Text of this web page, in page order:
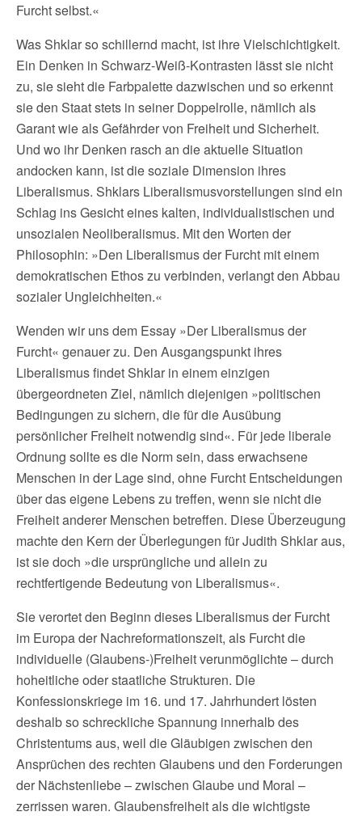
Furcht selbst.«
Was Shklar so schillernd macht, ist ihre Vielschichtigkeit.
Ein Denken in Schwarz-Weiß-Kontrasten lässt sie nicht
zu, sie sieht die Farbpalette dazwischen und so erkennt
sie den Staat stets in seiner Doppelrolle, nämlich als
Garant wie als Gefährder von Freiheit und Sicherheit.
Und wo ihr Denken rasch an die aktuelle Situation
andocken kann, ist die soziale Dimension ihres
Liberalismus. Shklars Liberalismusvorstellungen sind ein
Schlag ins Gesicht eines kalten, individualistischen und
unsozialen Neoliberalismus. Mit den Worten der
Philosophin: »Den Liberalismus der Furcht mit einem
demokratischen Ethos zu verbinden, verlangt den Abbau
sozialer Ungleichheiten.«
Wenden wir uns dem Essay »Der Liberalismus der
Furcht« genauer zu. Den Ausgangspunkt ihres
Liberalismus findet Shklar in einem einzigen
übergeordneten Ziel, nämlich diejenigen »politischen
Bedingungen zu sichern, die für die Ausübung
persönlicher Freiheit notwendig sind«. Für jede liberale
Ordnung sollte es die Norm sein, dass erwachsene
Menschen in der Lage sind, ohne Furcht Entscheidungen
über das eigene Lebens zu treffen, wenn sie nicht die
Freiheit anderer Menschen betreffen. Diese Überzeugung
machte den Kern der Überlegungen für Judith Shklar aus,
ist sie doch »die ursprüngliche und allein zu
rechtfertigende Bedeutung von Liberalismus«.
Sie verortet den Beginn dieses Liberalismus der Furcht
im Europa der Nachreformationszeit, als Furcht die
individuelle (Glaubens-)Freiheit verunmöglichte – durch
hoheitliche oder staatliche Strukturen. Die
Konfessionskriege im 16. und 17. Jahrhundert lösten
deshalb so schreckliche Spannung innerhalb des
Christentums aus, weil die Gläubigen zwischen den
Ansprüchen des rechten Glaubens und den Forderungen
der Nächstenliebe – zwischen Glaube und Moral –
zerrissen waren. Glaubensfreiheit als die wichtigste